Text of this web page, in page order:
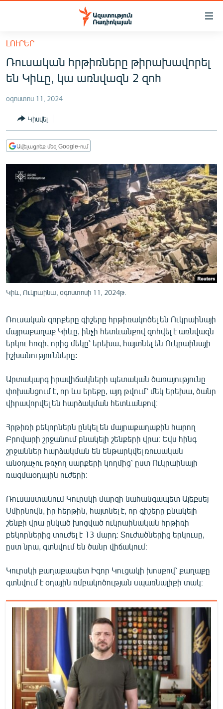
Մատչելիության
հիմնական
բովանդակությանը
Անցնել
հիմնական
մենյուին
ՀԱՅԱՍՏԱՆ
ՔԱՂԱՔԱԿԱՆ
ԸՆՏՐՈՒԹՅՈՒՆՆԵՐ 2026
ԻՐԱՎՈՒՆՔ
ՀԱՍԱՐԱԿՈՒԹՅՈՒՆ
ՂԱՐԱԲԱՂ
ՊԱՏԵՐԱԶՄԻ 6 ՇԱԲԱԹՆԵՐԸ
ՏԱՐԱԾԱՇՐՋԱՆ
ՄԻՋԱԶԳԱՅԻՆ
ՄՇԱԿՈՒՅԹ
ՄԵԿՆԱԲԱՆՈՒԹՅՈՒՆ
ԿՈՐՈՆԱՎԻՐՈՒՍ
ԱՐԽԻՎ
ՏԵՍԱՆՅՈՒԹԵՐ
ԲԱՆԱՎԵՃ
ՁԳՏԵԼՈՎ ԼԱՎԱԳՈՒՅՆԻՆ
ՓՈԴՔԱՍԹ
Հայերեն
English
Русский
ՀԵՏԵՎԵՔ ՄԵԶ
«Ազատության» բոլոր կայքերը
ԼՈՒՐԵՐ
Ռուսական հրթիռները թիրախավորել
են Կիևը, կա առնվազն 2 զոհ
օգոստոս 11, 2024
Կիսվել
Ավելացրեք մեզ Google-ում
Կիև, Ուկրաինա, օգոստոսի 11, 2024թ.
Ռուսական զորքերը գիշերը հրթիռակոծել են Ուկրաինայի
մայրաքաղաք Կիևը, ինչի հետևանքով զոհվել է առնվազն
երկու հոգի, որից մեկը՝ երեխա, հայտնել են Ուկրաինայի
իշխանությունները:
Արտակարգ իրավիճակների պետական ծառայությունը
փոխանցում է, որ ևս երեքը, այդ թվում՝ մեկ երեխա, ծանր
վիրավորվել են հարձակման հետևանքով։
Հրթիռի բեկորներն ընկել են մայրաքաղաքին հարող
Բրովարի շրջանում բնակելի շենքերի վրա։ Եվս հինգ
շրջաններ հարձակման են ենթարկվել ռուսական
անօդաչու թռչող սարքերի կողմից՝ ըստ Ուկրաինայի
ռազմաօդային ուժերի։
Ռուսաստանում Կուրսկի մարզի նահանգապետ Ալեքսեյ
Սմիրնովն, իր հերթին, հայտնել է, որ գիշերը բնակելի
շենքի վրա ընկած խոցված ուկրաինական հրթիռի
բեկորներից տուժել է 13 մարդ։ Տուժածներից երկուսը,
ըստ նրա, գտնվում են ծանր վիճակում։
Կուրսկի քաղաքապետ Իգոր Կուցակի խոսքով՝ քաղաքը
գտնվում է օդային ռմբակոծության սպառնալիքի տակ։